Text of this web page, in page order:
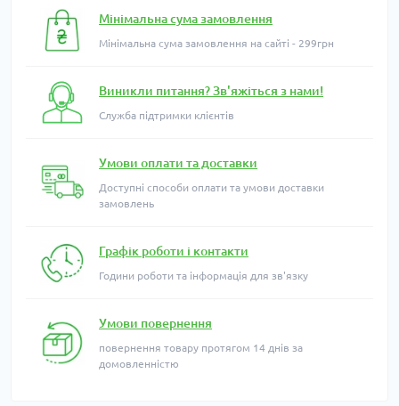
Мінімальна сума замовлення
Мінімальна сума замовлення на сайті - 299грн
Виникли питання? Зв'яжіться з нами!
Служба підтримки клієнтів
Умови оплати та доставки
Доступні способи оплати та умови доставки
замовлень
Графік роботи і контакти
Години роботи та інформація для зв'язку
Умови повернення
повернення товару протягом 14 днів за
домовленністю